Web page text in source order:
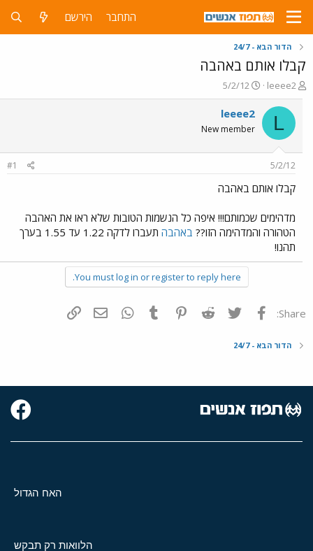
התחבר הירשם
הדור הבא - 24/7
קבלו אותם באהבה
פ
ו
ת
ח
ה
ש
א
leeee2
פ
ו
ר
ם
ר
5/2/12
L
leeee2
New member
5/2/12
#1
קבלו אותם באהבה
מדהימים שכמותם!!! איפה כל הנשמות הטובות שלא ראו את האהבה
הטהורה והמדהימה הזו?? באהבה
תעברו לדקה 1.22 עד 1.55 בערך
תהנו!
You must log in or register to reply here.
Share: פייסבוק Twitter
Reddit
Pinterest
Tumblr
WhatsAppדואר אלקטרוני
הדור הבא - 24/7
האח הגדול
הלוואות רק תבקש